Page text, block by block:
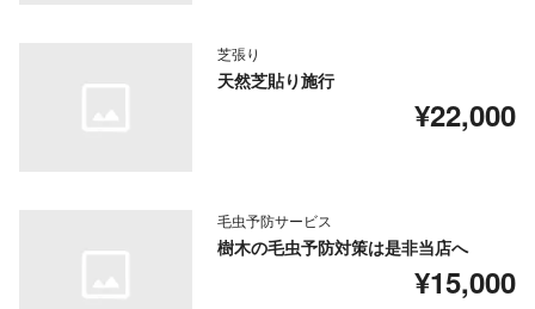
芝張り
天然芝貼り施行
¥22,000
毛虫予防サービス
樹木の毛虫予防対策は是非当店へ
¥15,000